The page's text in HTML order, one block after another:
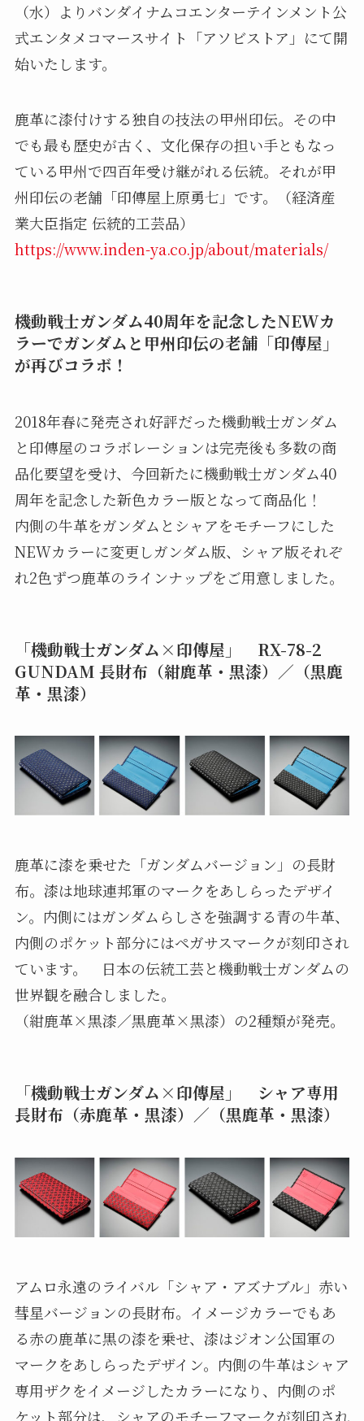
（水）よりバンダイナムコエンターテインメント公
式エンタメコマースサイト「アソビストア」にて開
始いたします。
鹿革に漆付けする独自の技法の甲州印伝。その中
でも最も歴史が古く、文化保存の担い手ともなっ
ている甲州で四百年受け継がれる伝統。それが甲
州印伝の老舗「印傳屋上原勇七」です。（経済産
業大臣指定 伝統的工芸品）
https://www.inden-ya.co.jp/about/materials/
機動戦士ガンダム40周年を記念したNEWカ
ラーでガンダムと甲州印伝の老舗「印傳屋」
が再びコラボ！
2018年春に発売され好評だった機動戦士ガンダム
と印傳屋のコラボレーションは完売後も多数の商
品化要望を受け、今回新たに機動戦士ガンダム40
周年を記念した新色カラー版となって商品化！
内側の牛革をガンダムとシャアをモチーフにした
NEWカラーに変更しガンダム版、シャア版それぞ
れ2色ずつ鹿革のラインナップをご用意しました。
「機動戦士ガンダム×印傳屋」 RX-78-2
GUNDAM 長財布（紺鹿革・黒漆）／（黒鹿
革・黒漆）
鹿革に漆を乗せた「ガンダムバージョン」の長財
布。漆は地球連邦軍のマークをあしらったデザイ
ン。内側にはガンダムらしさを強調する青の牛革、
内側のポケット部分にはペガサスマークが刻印され
ています。 日本の伝統工芸と機動戦士ガンダムの
世界観を融合しました。
（紺鹿革×黒漆／黒鹿革×黒漆）の2種類が発売。
「機動戦士ガンダム×印傳屋」 シャア専用
長財布（赤鹿革・黒漆）／（黒鹿革・黒漆）
アムロ永遠のライバル「シャア・アズナブル」赤い
彗星バージョンの長財布。イメージカラーでもあ
る赤の鹿革に黒の漆を乗せ、漆はジオン公国軍の
マークをあしらったデザイン。内側の牛革はシャア
専用ザクをイメージしたカラーになり、内側のポ
ケット部分は、シャアのモチーフマークが刻印され